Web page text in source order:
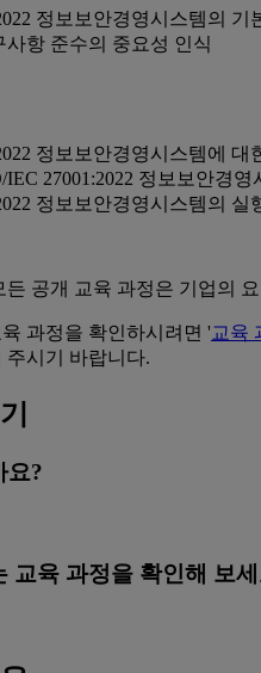
정보보안경영시스템의
사항 준수의 중요성 인식
정보보안경영시스템에
IEC 27001:2022 정보보안경
정보보안경영시스템의
공개 교육 과정은 기업의
과정을 확인하시려면 '교육
주시기 바랍니다.
요?
교육 과정을 확인해 보